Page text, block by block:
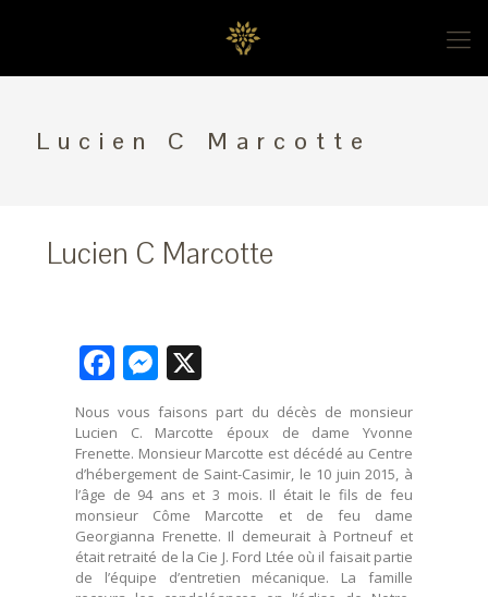
Lucien C Marcotte
Lucien C Marcotte
Facebook
Messenger
Nous vous faisons part du décès de monsieur
Lucien C. Marcotte époux de dame Yvonne
Frenette. Monsieur Marcotte est décédé au Centre
d’hébergement de Saint-Casimir, le 10 juin 2015, à
l’âge de 94 ans et 3 mois. Il était le fils de feu
monsieur Côme Marcotte et de feu dame
Georgianna Frenette. Il demeurait à Portneuf et
était retraité de la Cie J. Ford Ltée où il faisait partie
de l’équipe d’entretien mécanique. La famille